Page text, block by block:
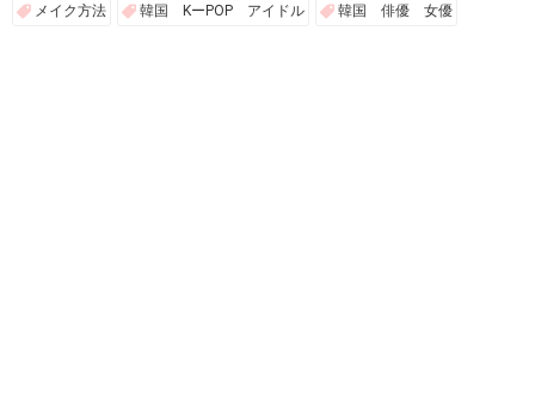
メイク方法 韓国 KーPOP アイドル 韓国 俳優 女優